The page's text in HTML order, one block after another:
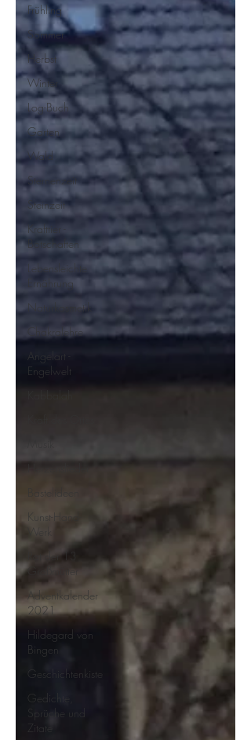
Frühling
Sommer
Herbst
Winter
Log-Buch
Garten
Wald
Sternenzeit
Steinzeit
Krafttier -
Botschaften
Lebensleichte
Ernährung
Naturkosmetik
Chakralehre
Angelart -
Engelwelt
Herzenslieder
Kunst-Hand-
Werk
Rat der 13
Großmütter
Adventkalender
2021
Hildegard von
Bingen
Geschichtenkiste
Gedichte,
Sprüche und
Zitate